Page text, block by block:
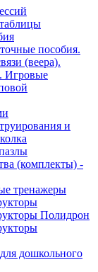
пособия.
(веера).
Игровые
и
(комплекты) -
тренажеры
Полидрон
дошкольного